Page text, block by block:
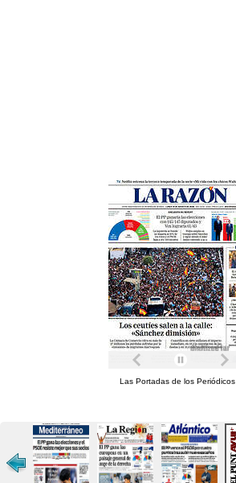
Las Portadas de los Periódicos